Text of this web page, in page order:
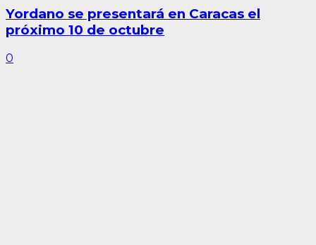
Yordano se presentará en Caracas el
próximo 10 de octubre
0